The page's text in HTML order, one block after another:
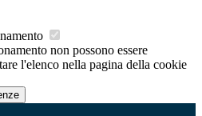
non possono essere
l'elenco nella pagina della cookie